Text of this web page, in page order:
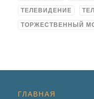
ТЕЛЕВИДЕНИЕ
ТОРЖЕСТВЕННЫЙ
ГЛАВНАЯ